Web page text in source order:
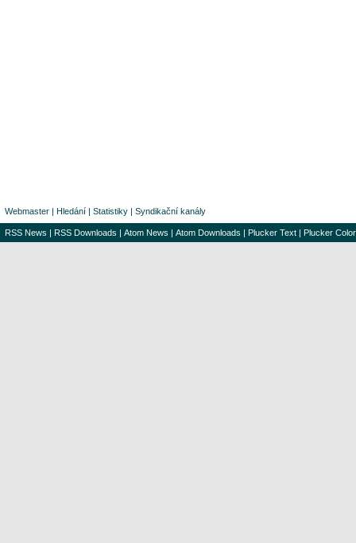
Webmaster | Hledání | Statistiky | Syndikační kanály
RSS News | RSS Downloads | Atom News | Atom Downloads | Plucker Text | Plucker Color